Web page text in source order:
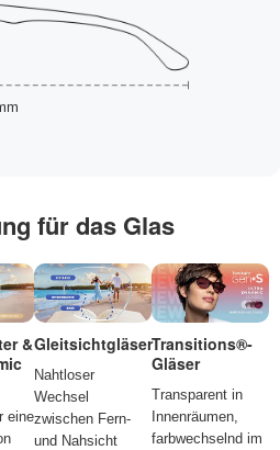
für das Glas
&
eine
Gleitsichtgläser
Nahtloser
Wechsel
zwischen Fern-
und Nahsicht
Transitions®-
Gläser
Transparent in
Innenräumen,
farbwechselnd im